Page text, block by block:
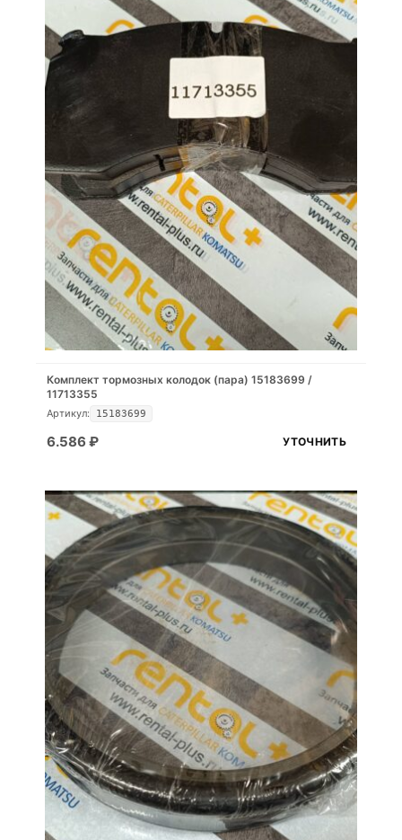
Комплект тормозных колодок (пара) 15183699 /
11713355
Артикул: 15183699
6.586 ₽ УТОЧНИТЬ